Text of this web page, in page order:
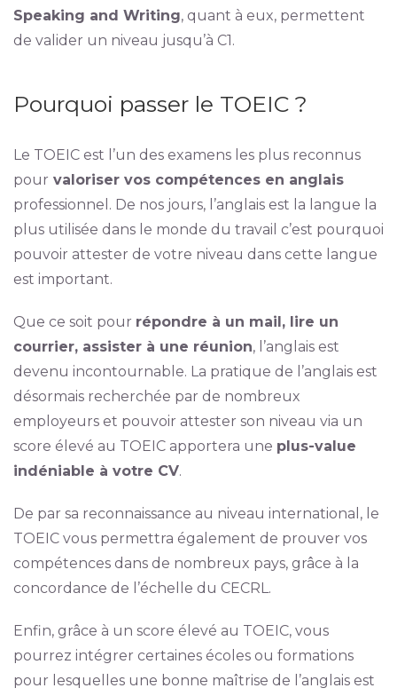
Speaking and Writing, quant à eux, permettent
de valider un niveau jusqu’à C1.
Pourquoi passer le TOEIC ?
Le TOEIC est l’un des examens les plus reconnus
pour valoriser vos compétences en anglais
professionnel. De nos jours, l’anglais est la langue la
plus utilisée dans le monde du travail c’est pourquoi
pouvoir attester de votre niveau dans cette langue
est important.
Que ce soit pour répondre à un mail, lire un
courrier, assister à une réunion, l’anglais est
devenu incontournable. La pratique de l’anglais est
désormais recherchée par de nombreux
employeurs et pouvoir attester son niveau via un
score élevé au TOEIC apportera une plus-value
indéniable à votre CV.
De par sa reconnaissance au niveau international, le
TOEIC vous permettra également de prouver vos
compétences dans de nombreux pays, grâce à la
concordance de l’échelle du CECRL.
Enfin, grâce à un score élevé au TOEIC, vous
pourrez intégrer certaines écoles ou formations
pour lesquelles une bonne maîtrise de l’anglais est